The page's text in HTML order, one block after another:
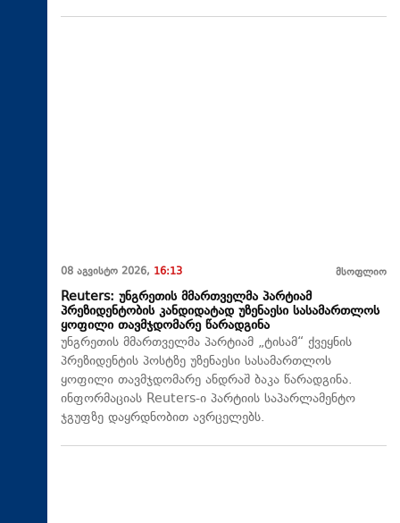
08 აგვისტო 2026, 16:13 მსოფლიო
Reuters: უნგრეთის მმართველმა პარტიამ
პრეზიდენტობის კანდიდატად უზენაესი სასამართლოს
ყოფილი თავმჯდომარე წარადგინა
უნგრეთის მმართველმა პარტიამ „ტისამ“ ქვეყნის
პრეზიდენტის პოსტზე უზენაესი სასამართლოს
ყოფილი თავმჯდომარე ანდრაშ ბაკა წარადგინა.
ინფორმაციას Reuters-ი პარტიის საპარლამენტო
ჯგუფზე დაყრდნობით ავრცელებს.